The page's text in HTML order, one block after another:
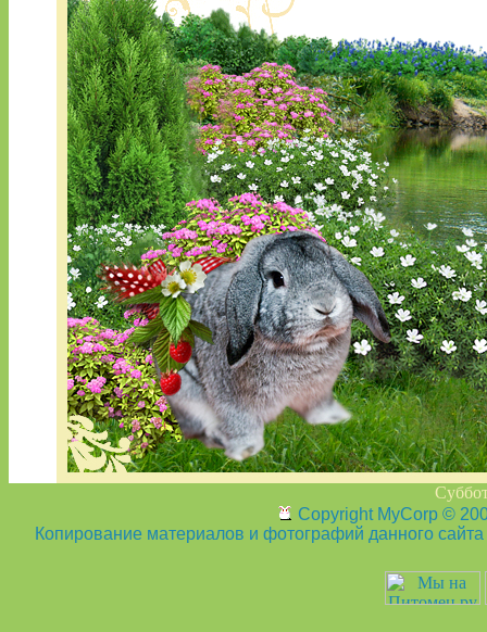
Copyright MyCorp ©
Копирование материалов и фотографий данного